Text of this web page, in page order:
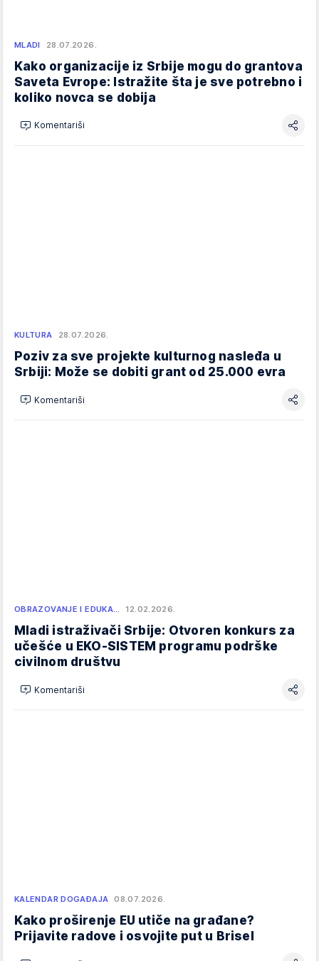
MLADI 28.07.2026.
Kako organizacije iz Srbije mogu do grantova
Saveta Evrope: Istražite šta je sve potrebno i
koliko novca se dobija
Komentariši
KULTURA 28.07.2026.
Poziv za sve projekte kulturnog nasleđa u
Srbiji: Može se dobiti grant od 25.000 evra
Komentariši
OBRAZOVANJE I EDUKA… 12.02.2026.
Mladi istraživači Srbije: Otvoren konkurs za
učešće u EKO-SISTEM programu podrške
civilnom društvu
Komentariši
KALENDAR DOGAĐAJA 08.07.2026.
Kako proširenje EU utiče na građane?
Prijavite radove i osvojite put u Brisel